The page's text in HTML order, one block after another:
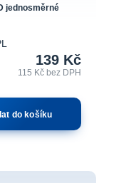
jednosměrné
139 Kč
115 Kčbez DPH
do košíku